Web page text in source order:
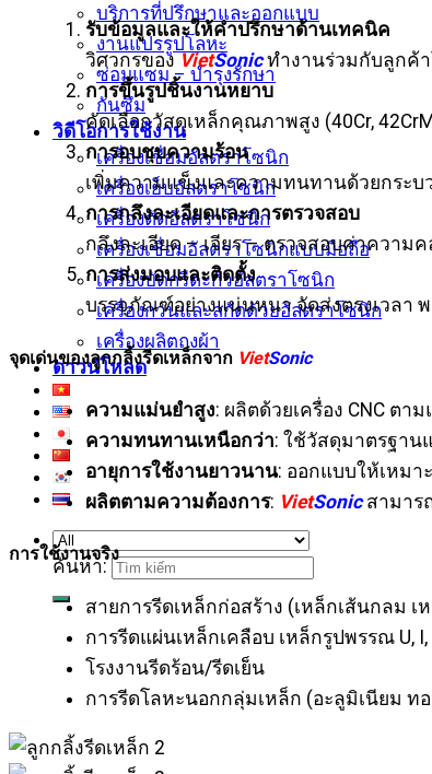
บริการที่ปรึกษาและออกแบบ
งานแปรรูปโลหะ
ซ่อมแซม – บำรุงรักษา
กันซึม
วิดีโอการใช้งาน
เครื่องเชื่อมอัลตราโซนิก
เครื่องเย็บอัลตราโซนิก
เครื่องตัดอัลตราโซนิก
เครื่องเชื่อมอัลตราโซนิกแบบมือถือ
เครื่องบัดกรีตะกั่วอัลตราโซนิก
เครื่องกวนและสกัดด้วยอัลตราโซนิก
เครื่องผลิตถุงผ้า
ดาวน์โหลด
ค้นหา:
รับข้อมูลและให้คำปรึกษาด้านเทคนิค
วิศวกรของ VietSonicทำงานร่วมกับลูกค้
การขึ้นรูปชิ้นงานหยาบ
คัดเลือกวัสดุเหล็กคุณภาพสูง (40Cr,
การอบชุบความร้อน
เพิ่มความแข็งและความทนทานด้วยกระบ
การกลึงละเอียดและการตรวจสอบ
กลึงละเอียด – เจียร – ตรวจสอบค่าควา
การส่งมอบและติดตั้ง
บรรจุภัณฑ์อย่างแน่นหนา จัดส่งตรงเวลา
จุดเด่นของลูกกลิ้งรีดเหล็กจาก VietSonic
ความแม่นยำสูง: ผลิตด้วยเครื่อง CNC ต
ความทนทานเหนือกว่า: ใช้วัสดุมาตรฐาน
อายุการใช้งานยาวนาน: ออกแบบให้เหม
ผลิตตามความต้องการ: VietSonicสามาร
การใช้งานจริง
สายการรีดเหล็กก่อสร้าง (เหล็กเส้นกลม เ
การรีดแผ่นเหล็กเคลือบ เหล็กรูปพรรณ U, I,
โรงงานรีดร้อน/รีดเย็น
การรีดโลหะนอกกลุ่มเหล็ก (อะลูมิเนียม ท